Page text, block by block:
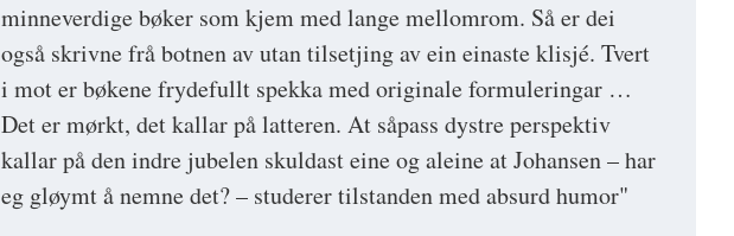
minneverdige bøker som kjem med lange mellomrom. Så er dei
også skrivne frå botnen av utan tilsetjing av ein einaste klisjé. Tvert
i mot er bøkene frydefullt spekka med originale formuleringar …
Det er mørkt, det kallar på latteren. At såpass dystre perspektiv
kallar på den indre jubelen skuldast eine og aleine at Johansen – har
eg gløymt å nemne det? – studerer tilstanden med absurd humor"